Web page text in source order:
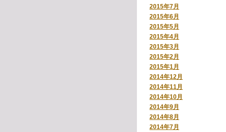
2015年7月
2015年6月
2015年5月
2015年4月
2015年3月
2015年2月
2015年1月
2014年12月
2014年11月
2014年10月
2014年9月
2014年8月
2014年7月